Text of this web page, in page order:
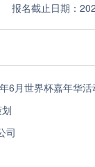
报名截止日期：
6月世界杯嘉年华
司